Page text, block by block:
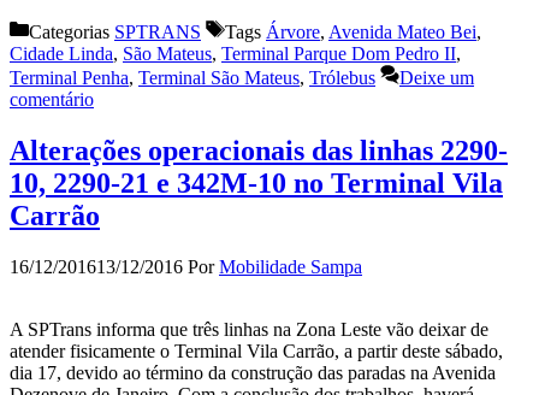
Categorias SPTRANS Tags Árvore, Avenida Mateo Bei,
Cidade Linda, São Mateus, Terminal Parque Dom Pedro II,
Terminal Penha, Terminal São Mateus, Trólebus
Deixe um
comentário
Alterações operacionais das linhas 2290-
10, 2290-21 e 342M-10 no Terminal Vila
Carrão
16/12/201613/12/2016 PorMobilidade Sampa
A SPTrans informa que três linhas na Zona Leste vão deixar de
atender fisicamente o Terminal Vila Carrão, a partir deste sábado,
dia 17, devido ao término da construção das paradas na Avenida